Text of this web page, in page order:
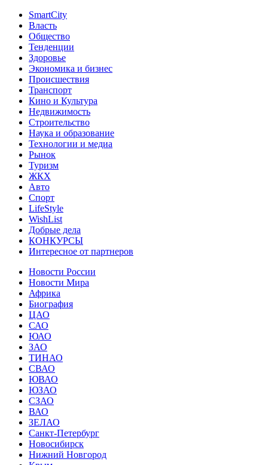
SmartCity
Власть
Общество
Тенденции
Здоровье
Экономика и бизнес
Происшествия
Транспорт
Кино и Культура
Недвижимость
Строительство
Наука и образование
Технологии и медиа
Рынок
Туризм
ЖКХ
Авто
Спорт
LifeStyle
WishList
Добрые дела
КОНКУРСЫ
Интересное от партнеров
Новости России
Новости Мира
Африка
Биография
ЦАО
САО
ЮАО
ЗАО
ТИНАО
СВАО
ЮВАО
ЮЗАО
СЗАО
ВАО
ЗЕЛАО
Санкт-Петербург
Новосибирск
Нижний Новгород